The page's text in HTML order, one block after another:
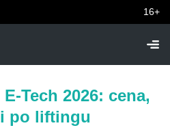
16+
Tech 2026: cena,
po liftingu